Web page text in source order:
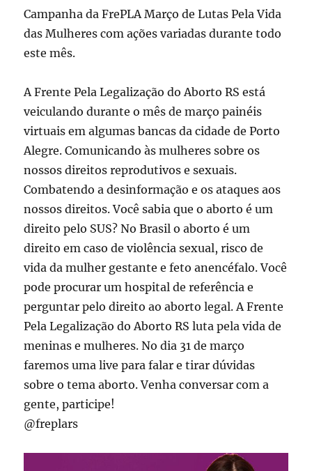
Campanha da FrePLA Março de Lutas Pela Vida
das Mulheres com ações variadas durante todo
este mês.
A Frente Pela Legalização do Aborto RS está
veiculando durante o mês de março painéis
virtuais em algumas bancas da cidade de Porto
Alegre. Comunicando às mulheres sobre os
nossos direitos reprodutivos e sexuais.
Combatendo a desinformação e os ataques aos
nossos direitos. Você sabia que o aborto é um
direito pelo SUS? No Brasil o aborto é um
direito em caso de violência sexual, risco de
vida da mulher gestante e feto anencéfalo. Você
pode procurar um hospital de referência e
perguntar pelo direito ao aborto legal. A Frente
Pela Legalização do Aborto RS luta pela vida de
meninas e mulheres. No dia 31 de março
faremos uma live para falar e tirar dúvidas
sobre o tema aborto. Venha conversar com a
gente, participe!
@freplars